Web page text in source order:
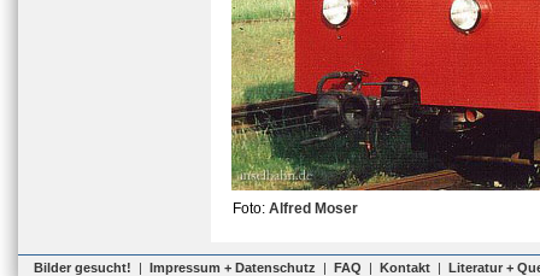
Foto: Alfred Moser
Bilder gesucht! | Impressum + Datenschutz | FAQ | Kontakt | Literatur +